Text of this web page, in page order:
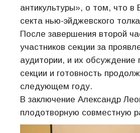
антикультуры», о том, что в
секта нью-эйджевского
После завершения второй
участников секции за
аудитории, и их обсуждение
секции и готовность
следующем году.
В заключение Александр
плодотворную совместную